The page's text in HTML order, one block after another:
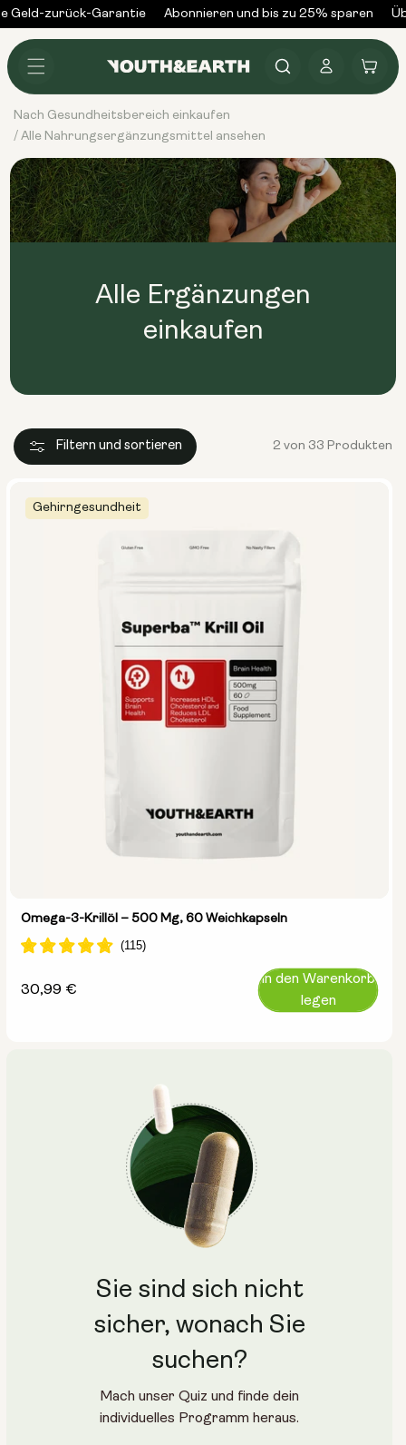
Inhalt
springen
Geld-zurück-Garantie Abonnieren und bis zu 25% sparen
AnmeldenWarenkorb
Nach Gesundheitsbereich einkaufen
/ Alle Nahrungsergänzungsmittel ansehen
Alle Ergänzungen
einkaufen
Filtern und sortieren 2 von 33 Produkten
Gehirngesundheit
Omega-3-Krillöl – 500 Mg, 60 Weichkapseln
Regulärer
30,99 €
In den Warenkorb
legen
Sie sind sich nicht
sicher, wonach Sie
suchen?
Mach unser Quiz und finde dein
individuelles Programm heraus.